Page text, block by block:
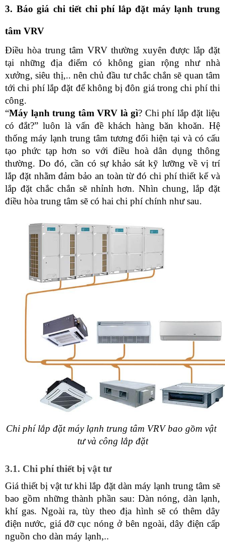
3. Báo giá chi tiết chi phí lắp đặt máy lạnh trung
tâm VRV
Điều hòa trung tâm VRV thường xuyên được lắp đặt
tại những địa điểm có không gian rộng như nhà
xưởng, siêu thị,.. nên chủ đầu tư chắc chắn sẽ quan tâm
tới chi phí lắp đặt để không bị đôn giá trong chi phí thi
công.
“Máy lạnh trung tâm VRV là gì? Chi phí lắp đặt liệu
có đắt?” luôn là vấn đề khách hàng băn khoăn. Hệ
thống máy lạnh trung tâm tương đối hiện tại và có cấu
tạo phức tạp hơn so với điều hoà dân dụng thông
thường. Do đó, cần có sự khảo sát kỹ lưỡng về vị trí
lắp đặt nhằm đảm bảo an toàn từ đó chi phí thiết kế và
lắp đặt chắc chắn sẽ nhỉnh hơn. Nhìn chung, lắp đặt
điều hòa trung tâm sẽ có hai chi phí chính như sau.
Chi phí lắp đặt máy lạnh trung tâm VRV bao gồm vật
tư và công lắp đặt
3.1. Chi phí thiết bị vật tư
Giá thiết bị vật tư khi lắp đặt dàn máy lạnh trung tâm sẽ
bao gồm những thành phần sau: Dàn nóng, dàn lạnh,
khí gas. Ngoài ra, tùy theo địa hình sẽ có thêm dây
điện nước, giá đỡ cục nóng ở bên ngoài, dây điện cấp
nguồn cho dàn máy lạnh,..